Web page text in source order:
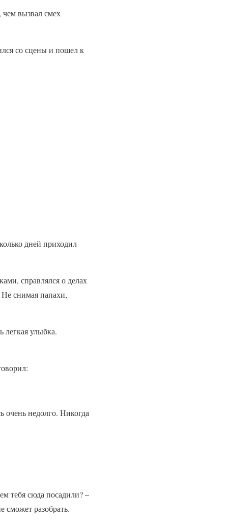
вызвал смех
со сцены и пошел к
дней приходил
справлялся о делах
снимая папахи,
легкая улыбка.
очень недолго. Никогда
тебя сюда посадили? –
сможет разобрать.